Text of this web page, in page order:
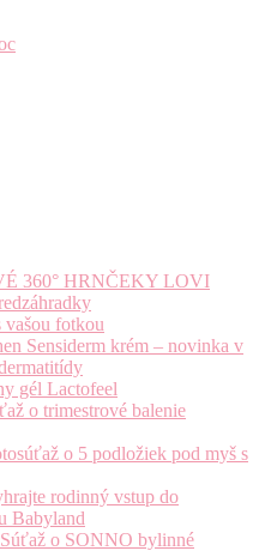
360° HRNČEKY LOVI
vašou fotkou
Sensiderm krém – novinka v
gél Lactofeel
o trimestrové balenie
o 5 podložiek pod myš s
rodinný vstup do
Babyland
o SONNO bylinné